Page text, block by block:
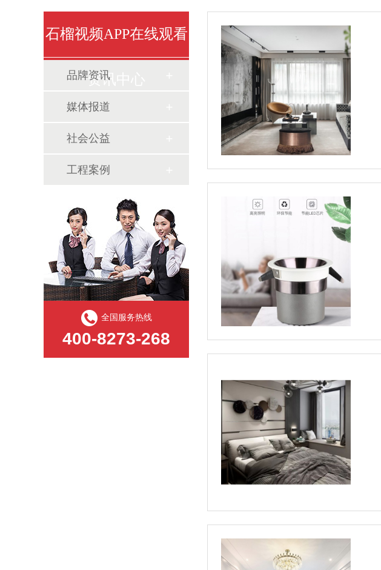
石榴视频APP在线观看
资讯中心
品牌资讯
媒体报道
社会公益
工程案例
全国服务热线
400-8273-268